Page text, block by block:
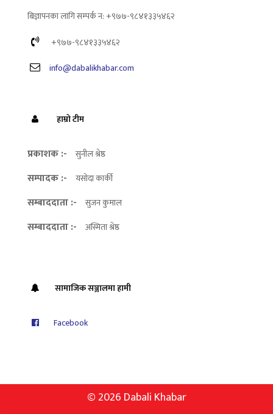
बिज्ञापनका लागि सम्पर्क न: +९७७-९८४१३३५४६२
+९७७-९८४१३३५४६२
info@dabalikhabar.com
हाम्रो टीम
प्रकाशक :- सुनील श्रेष्ठ
सम्पादक :- यसोदा कार्की
सम्बाददाता :- सुजन कुमाल
सम्बाददाता :- अस्मिता श्रेष्ठ
सामाजिक सञ्जालमा हामी
Facebook
© 2026 Dabali Khabar